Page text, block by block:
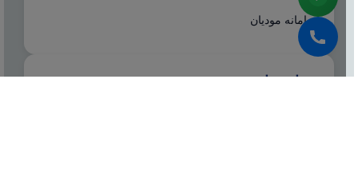
سامانه مودیان
درباره ما